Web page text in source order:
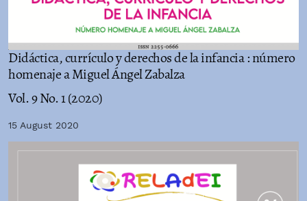
Didáctica, currículo y derechos de la infancia : número
homenaje a Miguel Ángel Zabalza
Vol. 9 No. 1 (2020)
15 August 2020